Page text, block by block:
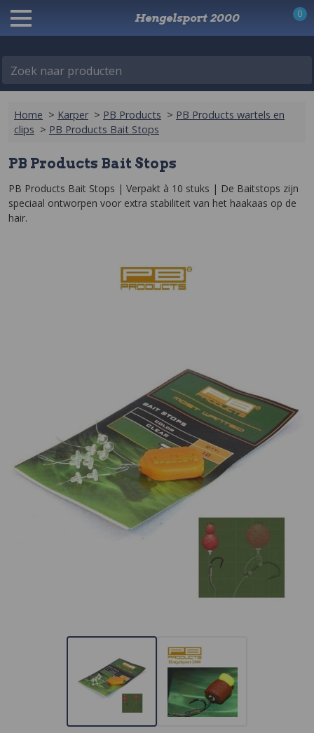
Zoek naar producten
Hengelsport 2000 0
Home > Karper > PB Products > PB Products wartels en
clips > PB Products Bait Stops
PB Products Bait Stops
PB Products Bait Stops | Verpakt à 10 stuks | De Baitstops zijn
speciaal ontworpen voor extra stabiliteit van het haakaas op de
hair.